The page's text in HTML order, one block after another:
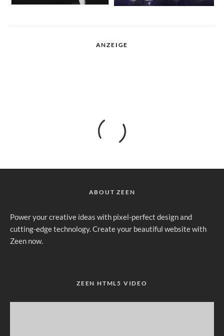
ANZEIGE
ABOUT ZEEN
Power your creative ideas with pixel-perfect design and
cutting-edge technology. Create your beautiful website with
Zeen now.
ZEEN HTML5 VIDEO